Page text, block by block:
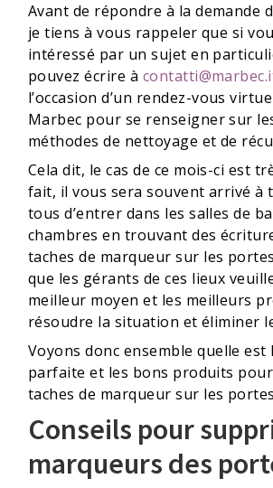
Avant de répondre à la demande
je tiens à vous rappeler que si
intéressé par un sujet en
pouvez écrire à
l’occasion d’un rendez-vous
Marbec pour se renseigner sur
méthodes de nettoyage et de
Cela dit, le cas de ce mois-ci est
fait, il vous sera souvent arrivé à
tous d’entrer dans les salles de
chambres en trouvant des
taches de marqueur sur les
que les gérants de ces lieux
meilleur moyen et les meilleurs
résoudre la situation et éliminer
Voyons donc ensemble quelle est
parfaite et les bons produits
taches de marqueur sur les
Conseils pour
marqueurs des